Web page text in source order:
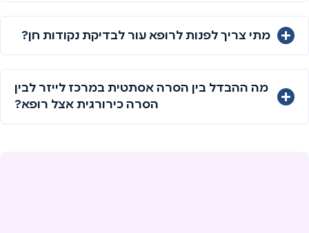
מתי צריך לפנות לרופא עור לבדיקת נקודות חן?
מה ההבדל בין הסרה אסתטית במרכז לייזר לבין
הסרה כירורגית אצל רופא?